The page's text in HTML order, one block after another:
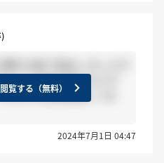
らく内容は見ておらず、
なければ全員通してま
覧する（無料）
2024年7月1日 04:47